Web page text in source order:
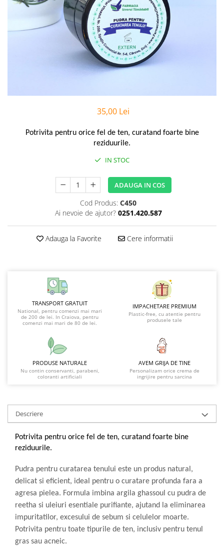
PREPARATE DERMATOLOGICE
Psoriazis
Dermatita seboreica
Caderea parului
PREPARATE GINECOLOGICE
PREPARATE PENTRU COPII
SOLUTIE DEZINFECTANTA
ALTE AFECTIUNI
35,00 Lei
Potrivita pentru orice fel de ten, curatand foarte bine
reziduurile.
IN STOC
ADAUGA IN COS
Cod Produs: C450
Ai nevoie de ajutor? 0251.420.587
Adauga la Favorite Cere informatii
TRANSPORT GRATUIT
National, pentru comenzi mai mari
de 200 de lei. In Craiova, pentru
comenzi mai mari de 80 de lei.
IMPACHETARE PREMIUM
Plastic-free, cu atentie pentru
produsele tale
PRODUSE NATURALE
Nu contin conservanti, parabeni,
coloranti artificiali
AVEM GRIJA DE TINE
Personalizam orice crema de
ingrijire pentru sarcina
Descriere
Potrivita pentru orice fel de ten, curatand foarte bine
reziduurile.
Pudra pentru curatarea tenului este un produs natural,
delicat si eficient, ideal pentru o curatare profunda fara a
agresa pielea. Formula imbina argila ghassoul cu pudra de
reetha si uleiuri esentiale purifiante, ajutand la eliminarea
impuritatilor, excesului de sebum si celulelor moarte.
Potrivita pentru toate tipurile de ten, inclusiv pentru tenul
gras sau acneic.